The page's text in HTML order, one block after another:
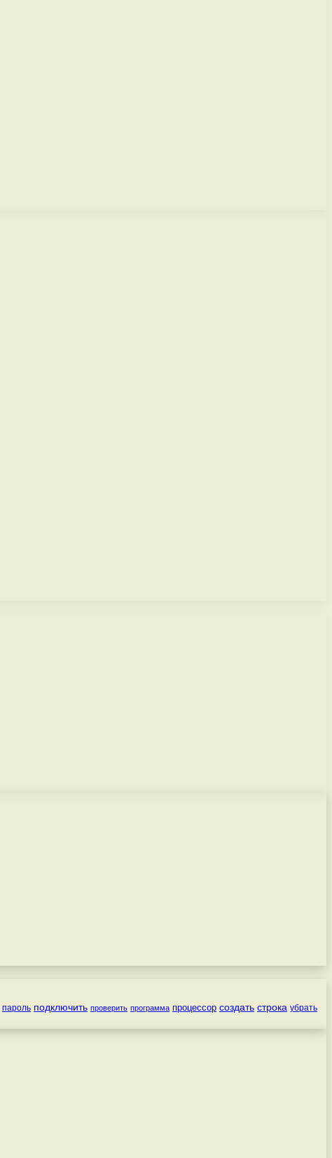
пароль подключить проверить программа процессор создать строка убрать